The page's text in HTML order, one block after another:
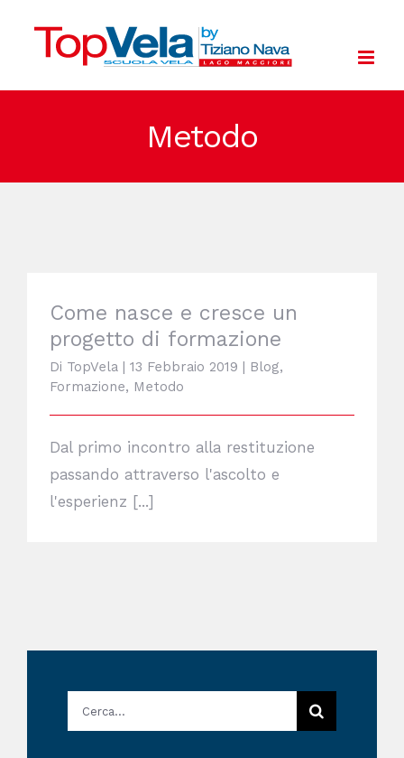
Metodo
Come nasce e cresce un
progetto di formazione
Di TopVela | 13 Febbraio 2019 | Blog,
Formazione, Metodo
Dal primo incontro alla restituzione
passando attraverso l'ascolto e
l'esperienz [...]
Cerca
per: